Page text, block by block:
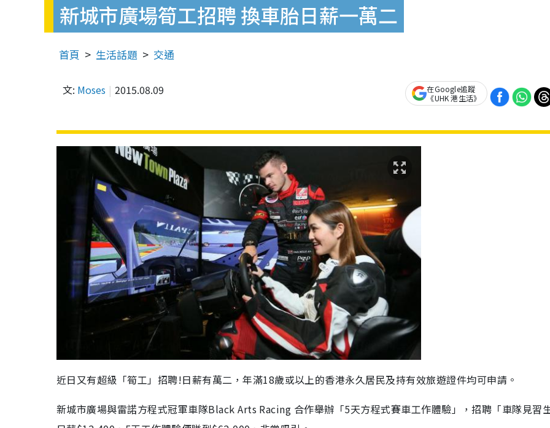
新城市廣場筍工招聘 換車胎日薪一萬二
首頁 生活話題 交通
文: Moses 2015.08.09
在Google追蹤
《UHK 港生活》
近日又有超級「筍工」招聘!日薪有萬二，年滿18歲或以上的香港永久居民及持有效旅遊證件均可申請。
新城市廣場與雷諾方程式冠軍車隊Black Arts Racing 合作舉辦「5天方程式賽車工作體驗」，招聘「車隊見習